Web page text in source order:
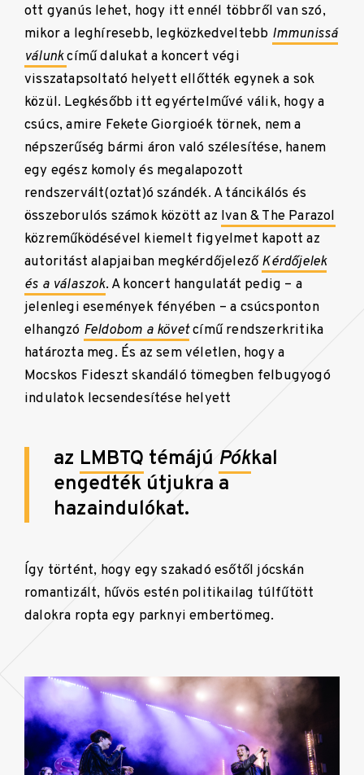
ott gyanús lehet, hogy itt ennél többről van szó,
mikor a leghíresebb, legközkedveltebb Immunissá
válunkcímű dalukat a koncert végi
visszatapsoltató helyett ellőtték egynek a sok
közül. Legkésőbb itt egyértelművé válik, hogy a
csúcs, amire Fekete Giorgioék törnek, nem a
népszerűség bármi áron való szélesítése, hanem
egy egész komoly és megalapozott
rendszervált(oztat)ó szándék. A táncikálós és
összeborulós számok között az Ivan & The Parazol
közreműködésével kiemelt figyelmet kapott az
autoritást alapjaiban megkérdőjelezőKérdőjelek
és a válaszok. A koncert hangulatát pedig – a
jelenlegi események fényében – a csúcsponton
elhangzó Feldobom a követcímű rendszerkritika
határozta meg. És az sem véletlen, hogy a
Mocskos Fideszt skandáló tömegben felbugyogó
indulatok lecsendesítése helyett
az LMBTQ témájú Pókkal
engedték útjukra a
hazaindulókat.
Így történt, hogy egy szakadó esőtől jócskán
romantizált, hűvös estén politikailag túlfűtött
dalokra ropta egy parknyi embertömeg.